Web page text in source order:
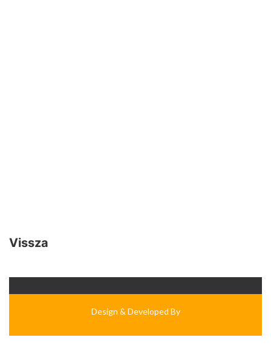
Vissza
Design & Developed By